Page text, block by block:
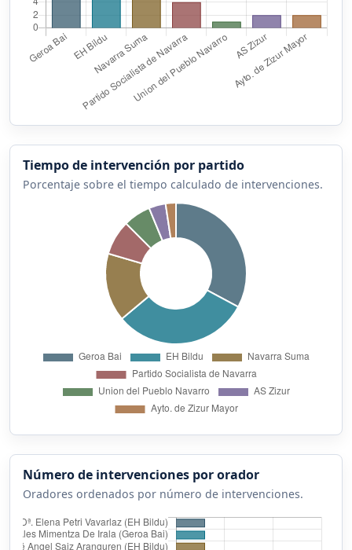
Tiempo de intervención por partido
Porcentaje sobre el tiempo calculado de intervenciones.
Número de intervenciones por orador
Oradores ordenados por número de intervenciones.